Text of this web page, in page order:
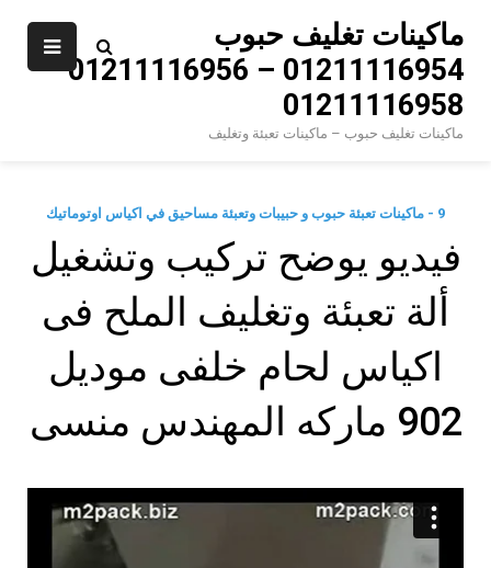
content
ماكينات تغليف حبوب
01211116954 – 01211116956 –
01211116958
ماكينات تغليف حبوب – ماكينات تعبئة وتغليف
9 - ماكينات تعبئة حبوب و حبيبات وتعبئة مساحيق في اكياس اوتوماتيك
فيديو يوضح تركيب وتشغيل
ألة تعبئة وتغليف الملح فى
اكياس لحام خلفى موديل
902 ماركه المهندس منسى